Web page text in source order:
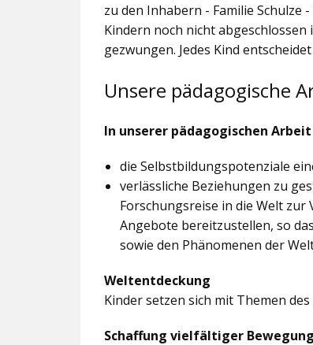
zu den Inhabern - Familie Schulze
Kindern noch nicht abgeschlossen
gezwungen. Jedes Kind
Unsere pädagogische
In unserer pädagogischen
die Selbstbildungspotenziale
verlässliche Beziehungen zu
Forschungsreise in die Welt
Angebote bereitzustellen, so
sowie den Phänomenen der
Weltentdeckung
Kinder setzen sich mit Themen
Schaffung vielfältiger